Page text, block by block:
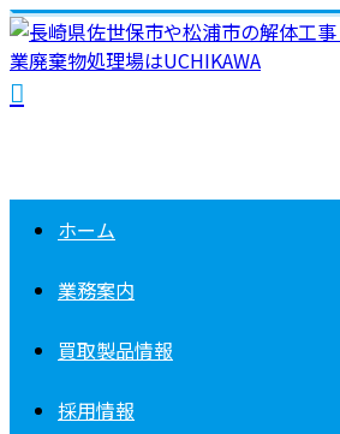
ホーム
業務案内
買取製品情報
採用情報